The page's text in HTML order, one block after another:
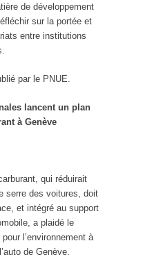
de développement
sur la portée et
entre institutions
par le PNUE.
lancent un plan
à Genève
qui réduirait
serre des voitures, doit
et intégré au support
a plaidé le
l’environnement à
de Genève.